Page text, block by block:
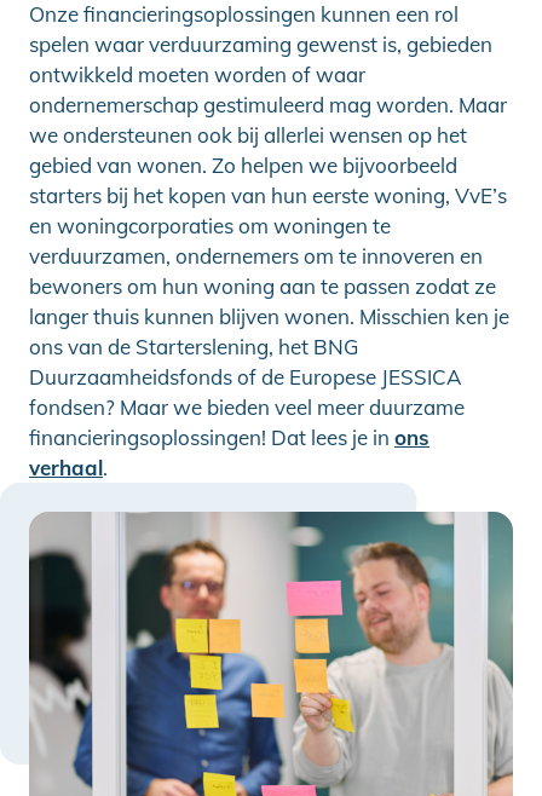
Onze financieringsoplossingen kunnen een rol
spelen waar verduurzaming gewenst is, gebieden
ontwikkeld moeten worden of waar
ondernemerschap gestimuleerd mag worden. Maar
we ondersteunen ook bij allerlei wensen op het
gebied van wonen. Zo helpen we bijvoorbeeld
starters bij het kopen van hun eerste woning, VvE’s
en woningcorporaties om woningen te
verduurzamen, ondernemers om te innoveren en
bewoners om hun woning aan te passen zodat ze
langer thuis kunnen blijven wonen. Misschien ken je
ons van de Starterslening, het BNG
Duurzaamheidsfonds of de Europese JESSICA
fondsen? Maar we bieden veel meer duurzame
financieringsoplossingen! Dat lees je in ons
verhaal.